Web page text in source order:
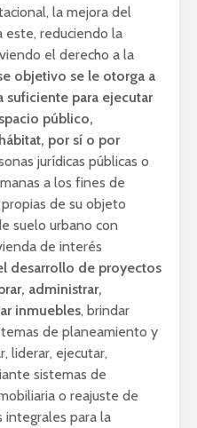
la mejora del
este, reduciendo la
el derecho a la
objetivo se le otorga a
suficiente para ejecutar
público,
por sí o por
jurídicas públicas o
a los fines de
de su objeto
suelo urbano con
de interés
desarrollo de proyectos
administrar,
inmuebles, brindar
de planeamiento y
liderar, ejecutar,
sistemas de
o reajuste de
integrales para la